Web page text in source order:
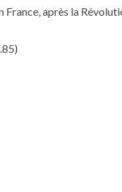
France, après la